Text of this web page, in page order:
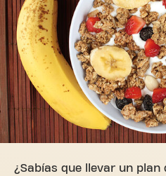
¿Sabías que llevar un plan